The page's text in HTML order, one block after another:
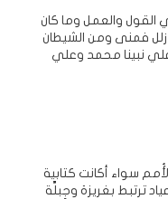
القول والعمل وما كان
فمنى ومن الشيطان
نبينا محمد وعلي
سواء أكانت كتابية
ترتبط بغريزة وجِبلَّة